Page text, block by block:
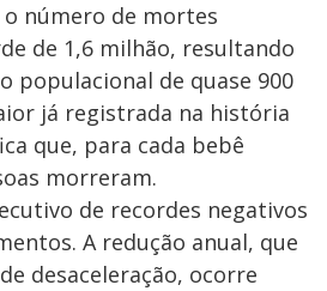
número de mortes
de 1,6 milhão, resultando
populacional de quase 900
já registrada na história
que, para cada bebê
morreram.
de recordes negativos
A redução anual, que
desaceleração, ocorre